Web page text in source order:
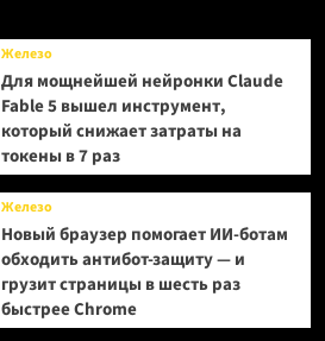
Железо
Для мощнейшей нейронки Claude
Fable 5 вышел инструмент,
который снижает затраты на
токены в 7 раз
Железо
Новый браузер помогает ИИ-ботам
обходить антибот-защиту — и
грузит страницы в шесть раз
быстрее Chrome